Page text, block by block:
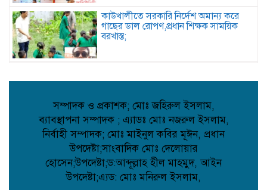
কাউখালীতে সরকারি নির্দেশ অমান্য করে
গাছের ডাল রোপণ,প্রধান শিক্ষক সাময়িক
বরখাস্ত;
দেবীদ্বারের সেই আলোচিত হত্যাকাণ্ডে
লাইলির ভূমিকা কী ছিল, আজকের হত্যার
নেপথ্যে কী?;
সম্পাদক ও প্রকাশক; মোঃ জহিরুল ইসলাম,
ব্যাবস্থাপনা সম্পাদক ; এ্যাডঃ মোঃ নজরুল ইসলাম,
নির্বাহী সম্পাদক; মোঃ মাইনুল কবির মূঈন, প্রধান
উপদেষ্টা;সাংবাদিক মোঃ দেলোয়ার
হোসেন;উপদেষ্টা;ড:আব্দূল্লাহ হীল মাহমুদ, আইন
উপদেষ্টা;এ্যড: মোঃ মনিরুল ইসলাম,